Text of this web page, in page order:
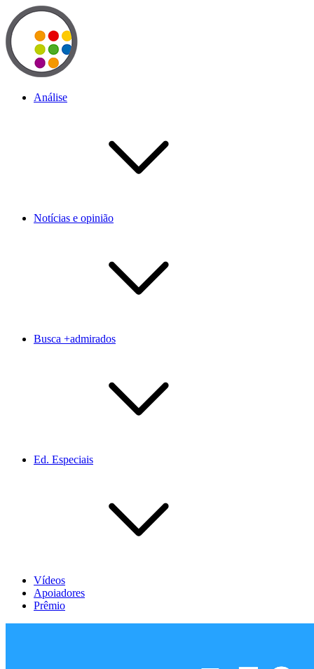
Análise
Notícias e opinião
Busca +admirados
Ed. Especiais
Vídeos
Apoiadores
Prêmio